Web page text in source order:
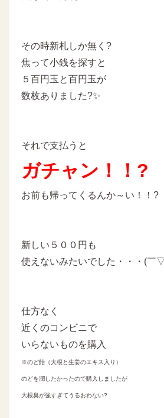
その時新札しか無く?
焦って小銭を探すと
５百円玉と百円玉が
数枚ありました?✨
それで支払うと
ガチャン！！?
お前も帰ってくるんか～い！！?
新しい５００円も
使えないみたいでした・・・(￣
仕方なく
近くのコンビニで
いらないものを購入
※のど飴（大根と生姜のエキス入り）
のどを潤したかったので購入しましたが
大根臭が強すぎてうるおわない?